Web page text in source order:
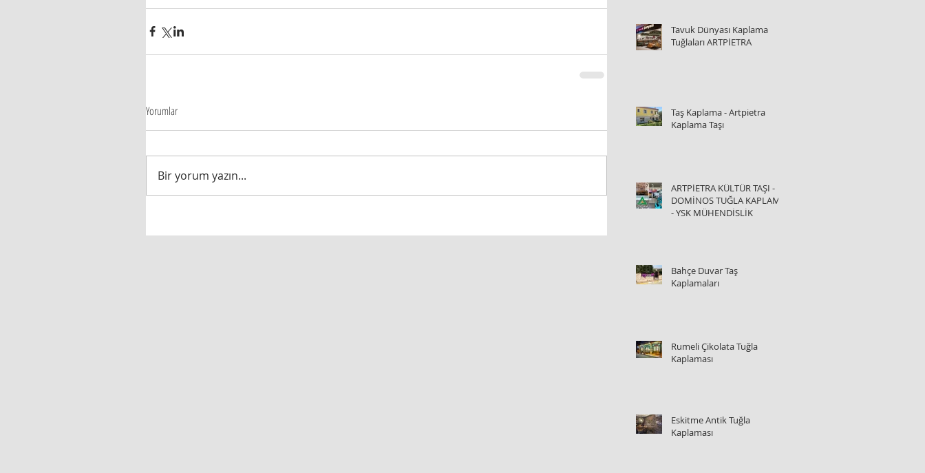
Yorumlar
Bir yorum yazın...
Tavuk Dünyası Kaplama
Tuğlaları ARTPİETRA
Taş Kaplama - Artpietra
Kaplama Taşı
ARTPİETRA KÜLTÜR TAŞI -
DOMİNOS TUĞLA KAPLAMA
- YSK MÜHENDİSLİK
Bahçe Duvar Taş
Kaplamaları
Rumeli Çikolata Tuğla
Kaplaması
Eskitme Antik Tuğla
Kaplaması